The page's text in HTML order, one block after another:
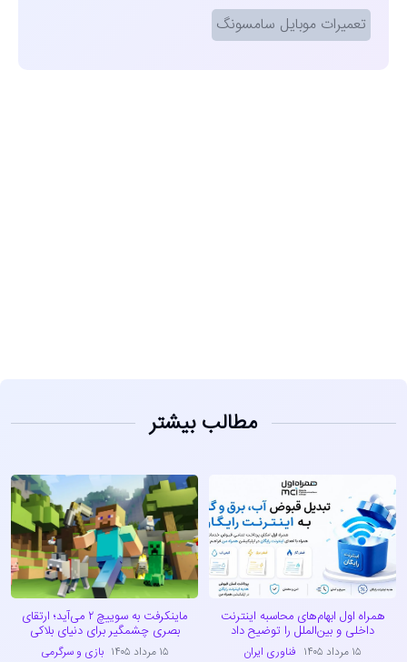
تعمیرات موبایل سامسونگ
مطالب بیشتر
همراه اول ابهام‌های محاسبه اینترنت
داخلی و بین‌الملل را توضیح داد
۱۵ مرداد ۱۴۰۵ فناوری ایران
ماینکرفت به سوییچ ۲ می‌آید؛ ارتقای
بصری چشمگیر برای دنیای بلاکی
۱۵ مرداد ۱۴۰۵ بازی و سرگرمی